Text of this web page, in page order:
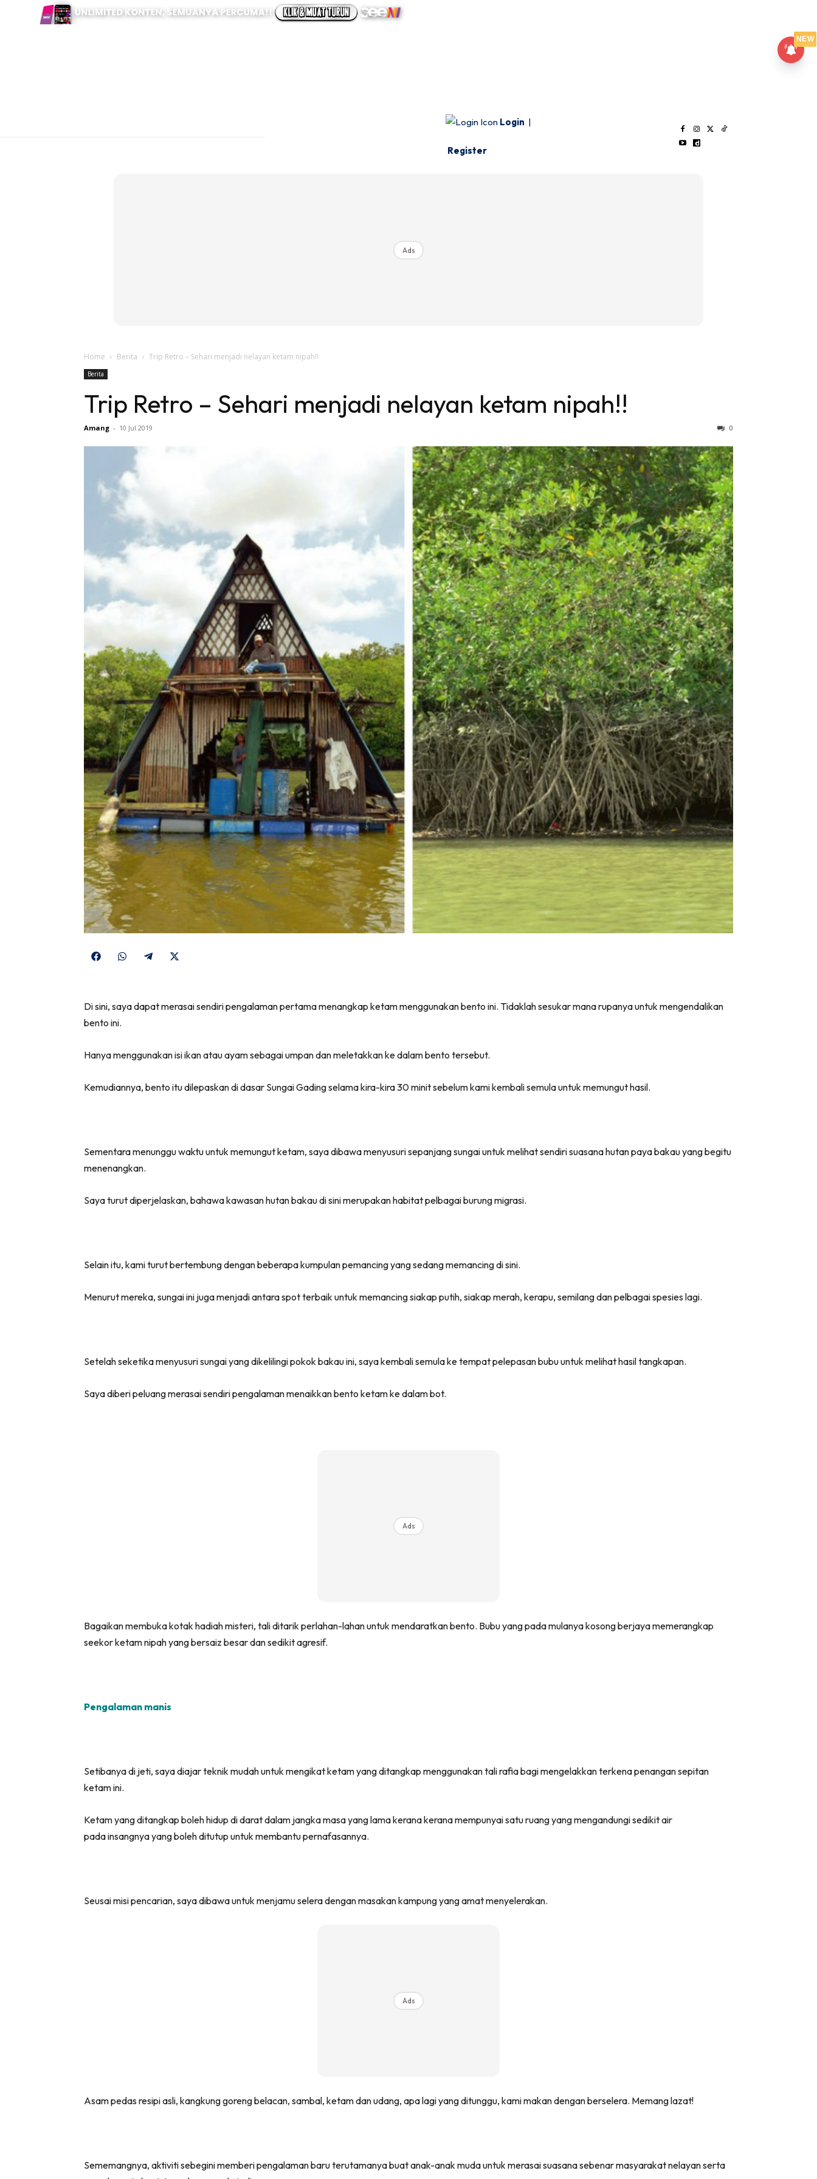
Login |
Register
Ads
Home Berita Trip Retro – Sehari menjadi nelayan ketam nipah!!
Berita
Trip Retro – Sehari menjadi nelayan ketam nipah!!
Amang - 10 Jul 2019 0
Share
Share
Share
(Twitter)
Di sini, saya dapat merasai sendiri pengalaman pertama menangkap ketam menggunakan bento ini. Tidaklah sesukar mana rupanya untuk mengendalikan
bento ini.
Hanya menggunakan isi ikan atau ayam sebagai umpan dan meletakkan ke dalam bento tersebut.
Kemudiannya, bento itu dilepaskan di dasar Sungai Gading selama kira-kira 30 minit sebelum kami kembali semula untuk memungut hasil.
Sementara menunggu waktu untuk memungut ketam, saya dibawa menyusuri sepanjang sungai untuk melihat sendiri suasana hutan paya bakau yang begitu
menenangkan.
Saya turut diperjelaskan, bahawa kawasan hutan bakau di sini merupakan habitat pelbagai burung migrasi.
Selain itu, kami turut bertembung dengan beberapa kumpulan pemancing yang sedang memancing di sini.
Menurut mereka, sungai ini juga menjadi antara spot terbaik untuk memancing siakap putih, siakap merah, kerapu, semilang dan pelbagai spesies lagi.
Setelah seketika menyusuri sungai yang dikelilingi pokok bakau ini, saya kembali semula ke tempat pelepasan bubu untuk melihat hasil tangkapan.
Saya diberi peluang merasai sendiri pengalaman menaikkan bento ketam ke dalam bot.
Ads
Bagaikan membuka kotak hadiah misteri, tali ditarik perlahan-lahan untuk mendaratkan bento. Bubu yang pada mulanya kosong berjaya memerangkap
seekor ketam nipah yang bersaiz besar dan sedikit agresif.
Pengalaman manis
Setibanya di jeti, saya diajar teknik mudah untuk mengikat ketam yang ditangkap menggunakan tali rafia bagi mengelakkan terkena penangan sepitan
ketam ini.
Ketam yang ditangkap boleh hidup di darat dalam jangka masa yang lama kerana kerana mempunyai satu ruang yang mengandungi sedikit air
pada insangnya yang boleh ditutup untuk membantu pernafasannya.
Seusai misi pencarian, saya dibawa untuk menjamu selera dengan masakan kampung yang amat menyelerakan.
Ads
Asam pedas resipi asli, kangkung goreng belacan, sambal, ketam dan udang, apa lagi yang ditunggu, kami makan dengan berselera. Memang lazat!
Sememangnya, aktiviti sebegini memberi pengalaman baru terutamanya buat anak-anak muda untuk merasai suasana sebenar masyarakat nelayan serta
NEW